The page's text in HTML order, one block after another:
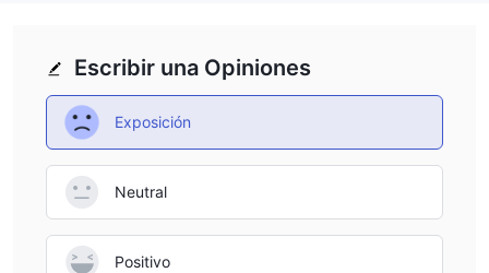
Escribir una Opiniones
Exposición
Neutral
Positivo